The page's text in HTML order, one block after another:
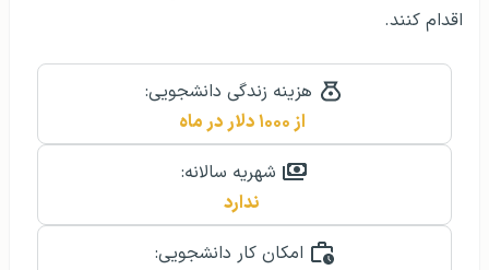
اقدام کنند.
هزینه زندگی دانشجویی:
از ۱۰۰۰ دلار در ماه
شهریه سالانه:
ندارد
امکان کار دانشجویی: